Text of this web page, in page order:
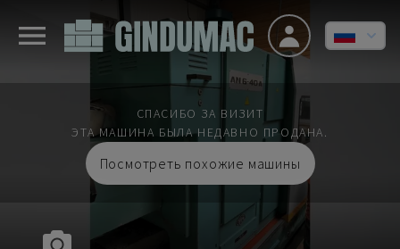
СПАСИБО ЗА ВИЗИТ
ЭТА МАШИНА БЫЛА НЕДАВНО ПРОДАНА.
Посмотреть похожие машины